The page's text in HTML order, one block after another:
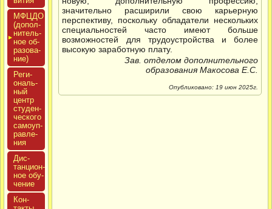
МФЦДО
(до­пол­
ни­тель­
ное об­
ра­зова­
ние)
Реги­
ональ­
ный
центр
сту­ден­
ческо­го
са­мо­уп­
равле­
ния
Дис­
танци­он­
ное обу­
чение
Кон­
значительно расширили свою карьерную
перспективу, поскольку обладатели нескольких
специальностей часто имеют больше
возможностей для трудоустройства и более
высокую заработную плату.
Зав. отделом дополнительного
образования Макосова Е.С.
Опубликовано: 19 июн 2025г.